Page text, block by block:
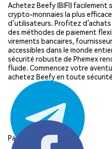
Achetez Beefy (BIFI) facilement
crypto-monnaies la plus
d’utilisateurs. Profitez
des méthodes de paiement
virements bancaires,
accessibles dans le monde
sécurité robuste de Phemex
fluide. Commencez votre
achetez Beefy en toute
Partager: